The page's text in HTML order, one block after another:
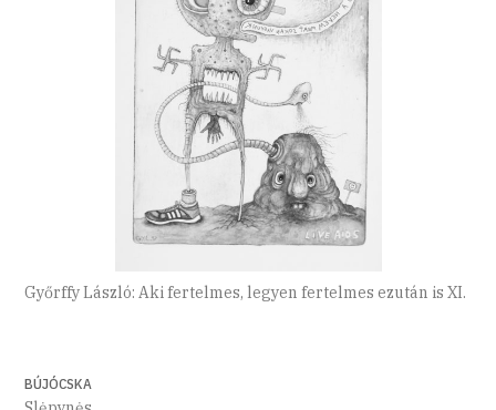
Győrffy László: Aki fertelmes, legyen fertelmes ezután is XI.
BÚJÓCSKA